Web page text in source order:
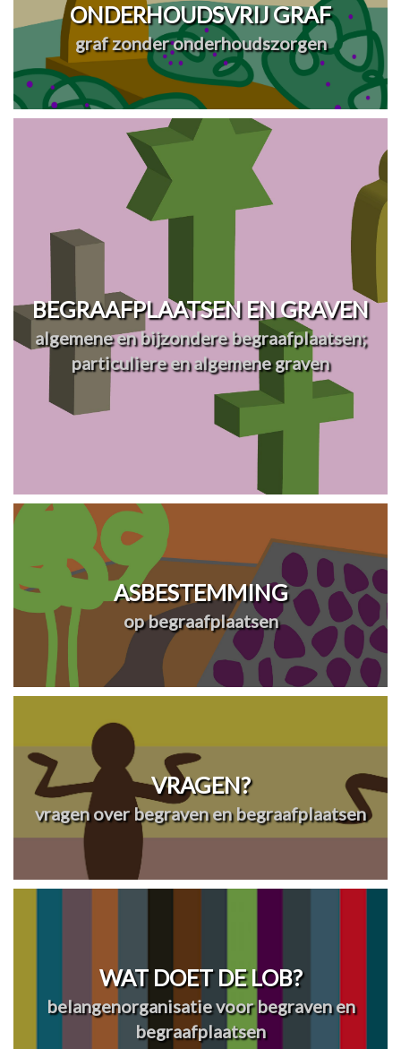
ONDERHOUDSVRIJ GRAF
graf zonder onderhoudszorgen
BEGRAAFPLAATSEN EN GRAVEN
algemene en bijzondere begraafplaatsen;
particuliere en algemene graven
ASBESTEMMING
op begraafplaatsen
VRAGEN?
vragen over begraven en begraafplaatsen
WAT DOET DE LOB?
belangenorganisatie voor begraven en
begraafplaatsen